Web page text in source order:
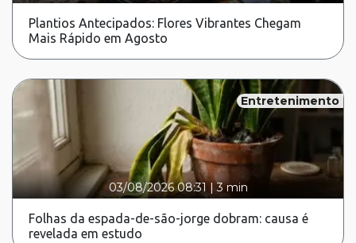
Plantios Antecipados: Flores Vibrantes Chegam
Mais Rápido em Agosto
Entretenimento
03/08/2026 08:31 |3 min
Folhas da espada-de-são-jorge dobram: causa é
revelada em estudo